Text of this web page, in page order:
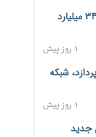
جنگ کریدورها وارد فاز جدید شد؛ سرمایه‌گذاری ۳۴۵ میلیارد
۱ روز پیش
شبکه
۱ روز پیش
جدید